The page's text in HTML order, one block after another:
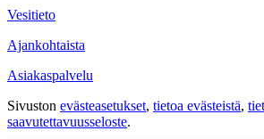
Vesitieto
Ajankohtaista
Asiakaspalvelu
Sivuston evästeasetukset, tietoa evästeistä,
saavutettavuus­seloste.